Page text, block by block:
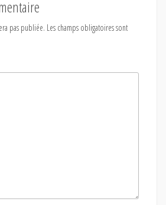
pas publiée. Les champs obligatoires sont